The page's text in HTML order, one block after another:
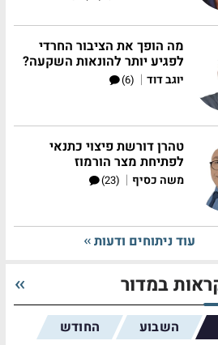
מה הופך את הציבור החרדי
לפגיע יותר להונאות השקעה?
יוגב דוד |
(6)
טהרן דורשת פיצוי כתנאי
לפתיחת מצר הורמוז
משה כסיף |
(23)
עוד ניתוחים ודעות
במדור
השבוע החודש